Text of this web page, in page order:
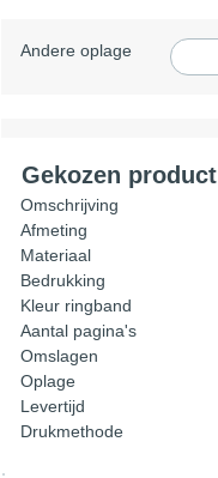
Andere oplage
Gekozen product
Omschrijving
Afmeting
Materiaal
Bedrukking
Kleur ringband
Aantal pagina's
Omslagen
Oplage
Levertijd
Drukmethode